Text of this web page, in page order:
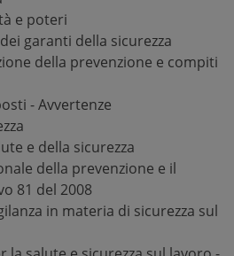
e poteri
garanti della sicurezza
della prevenzione e compiti
- Avvertenze
e della sicurezza
della prevenzione e il
81 del 2008
in materia di sicurezza sul